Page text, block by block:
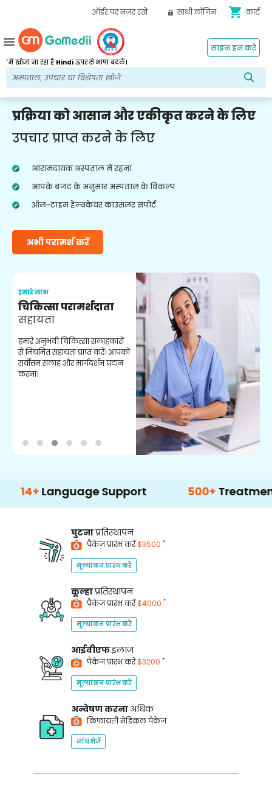
ऑर्डर पर नज़र रखें साथी लॉगिन shopping_cart कार्ट
*में खोजा जा रहा है Hindiऊपर से भाषा बदलें।
साइन इन करें
menu
प्रक्रिया को आसान और एकीकृत करने के लिए
उपचार प्राप्त करने के लिए
आरामदायक अस्पताल में रहना
आपके बजट के अनुसार अस्पताल के विकल्प
ऑल-टाइम हेल्थकेयर काउंसलर सपोर्ट
अभी परामर्श करें
हमारे लाभ
चिकित्सा परामर्शदाता
सहायता
हमारे अनुभवी चिकित्सा सलाहकारों
से नियमित सहायता प्राप्त करें। आपको
सर्वोत्तम सलाह और मार्गदर्शन प्रदान
करना।
Language Support Treatment
घुटनाप्रतिस्थापन
पैकेज प्रारंभ करें$3500 *
मूल्यांकन प्रारंभ करें
कूल्हाप्रतिस्थापन
पैकेज प्रारंभ करें$4000 *
मूल्यांकन प्रारंभ करें
आईवीएफइलाज
पैकेज प्रारंभ करें$3200 *
मूल्यांकन प्रारंभ करें
अन्वेषण करना अधिक
किफायती मेडिकल पैकेज
जांच भेजें